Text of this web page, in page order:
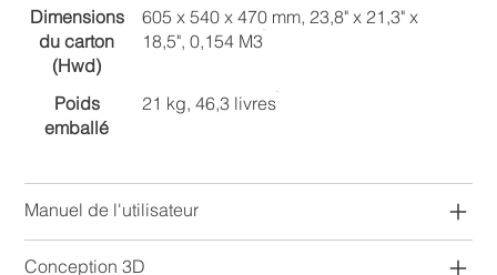
Dimensions
du carton
(Hwd)
605 x 540 x 470 mm, 23,8" x 21,3" x
18,5", 0,154 M3
Poids
emballé
21 kg, 46,3 livres
Manuel de l'utilisateur
Conception 3D